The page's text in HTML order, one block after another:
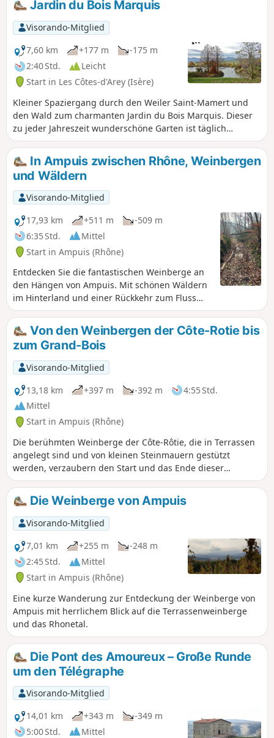
Côtes du Rhône genießen können.Ein Tapetenwechsel,
etwas anstrengend, nur wenige Kilometer von Vienne
entfernt...
Jardin du Bois Marquis
Visorando-Mitglied
7,60 km
+177 m
-175 m
2:40 Std.
Leicht
Start in Les Côtes-d'Arey (Isère)
Kleiner Spaziergang durch den Weiler Saint-Mamert und
den Wald zum charmanten Jardin du Bois Marquis. Dieser
zu jeder Jahreszeit wunderschöne Garten ist täglich
kostenlos für die Öffentlichkeit zugänglich. Man kann dort
Pflanzen- und Baumsammlungen sowie einen Teich
bewundern, in dem alle Arten von bunten Enten
herumtollen. Er ist als „bemerkenswerter Garten”
klassifiziert und wurde ausgezeichnet.
In Ampuis zwischen Rhône, Weinbergen
und Wäldern
Visorando-Mitglied
17,93 km
+511 m
-509 m
6:35 Std.
Mittel
Start in Ampuis (Rhône)
Entdecken Sie die fantastischen Weinberge an
den Hängen von Ampuis. Mit schönen Wäldern
im Hinterland und einer Rückkehr zum Fluss
Rhône mit herrlichen Ausblicken auf das Pilat-
Massiv, die Alpen und das Rhonetal.
Von den Weinbergen der Côte-Rotie bis
zum Grand-Bois
Visorando-Mitglied
13,18 km
+397 m -392 m
4:55 Std.
Mittel
Start in Ampuis (Rhône)
Die berühmten Weinberge der Côte-Rôtie, die in Terrassen
angelegt sind und von kleinen Steinmauern gestützt
werden, verzaubern den Start und das Ende dieser
Wanderung. Eine ländliche und waldreiche Umgebung
begleitet den Rest der Wanderung auf guten Wegen und
einigen wenig begehenen Straßenabschnitten. Herrliche
Ausblicke auf das Rhonetal, das Pilat-Massiv und die
gesamte Alpenkette (bei gutem Wetter). Im Abstieg erhebt
sich das Château d'Ampuis vor Ihnen.
Die Weinberge von Ampuis
Visorando-Mitglied
7,01 km
+255 m
-248 m
2:45 Std.
Mittel
Start in Ampuis (Rhône)
Eine kurze Wanderung zur Entdeckung der Weinberge von
Ampuis mit herrlichem Blick auf die Terrassenweinberge
und das Rhonetal.
Die Pont des Amoureux – Große Runde
um den Télégraphe
Visorando-Mitglied
14,01 km
+343 m
-349 m
5:00 Std.
Mittel